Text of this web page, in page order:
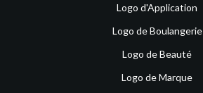
Logo d'Application
Logo de Boulangerie
Logo de Beauté
Logo de Marque